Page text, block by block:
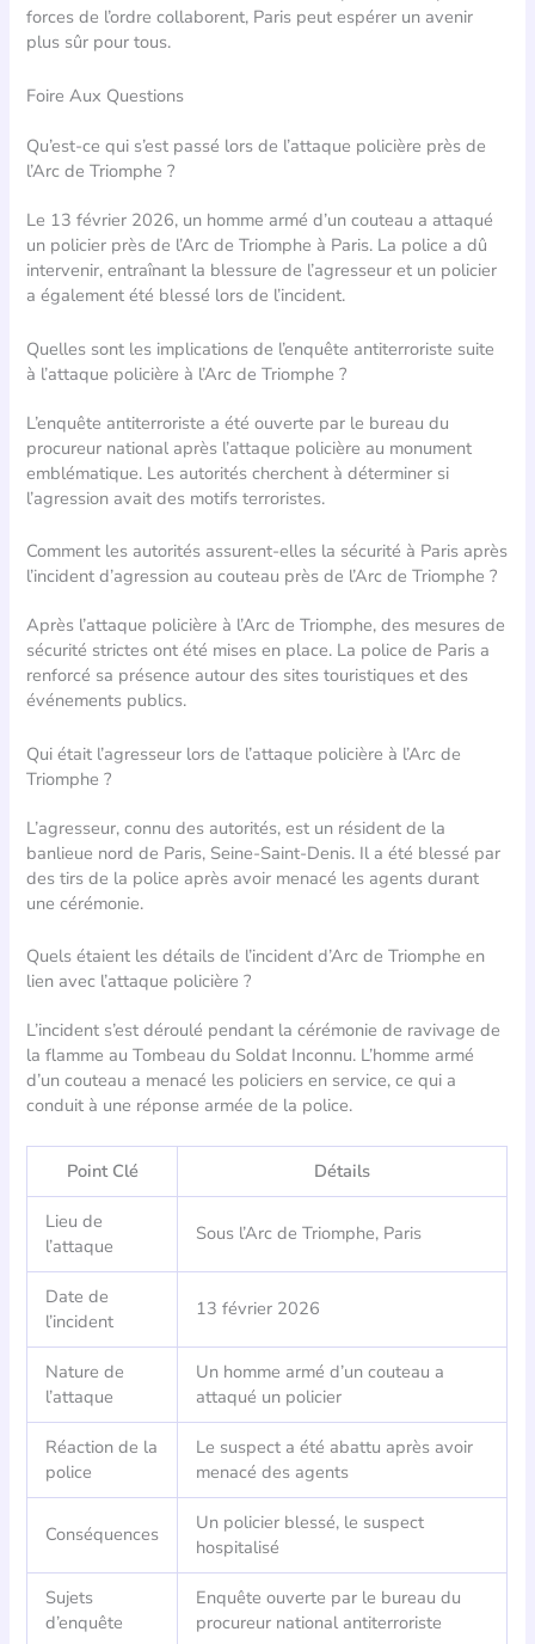
forces de l’ordre collaborent, Paris peut espérer un avenir
plus sûr pour tous.
Foire Aux Questions
Qu’est-ce qui s’est passé lors de l’attaque policière près de
l’Arc de Triomphe ?
Le 13 février 2026, un homme armé d’un couteau a attaqué
un policier près de l’Arc de Triomphe à Paris. La police a dû
intervenir, entraînant la blessure de l’agresseur et un policier
a également été blessé lors de l’incident.
Quelles sont les implications de l’enquête antiterroriste suite
à l’attaque policière à l’Arc de Triomphe ?
L’enquête antiterroriste a été ouverte par le bureau du
procureur national après l’attaque policière au monument
emblématique. Les autorités cherchent à déterminer si
l’agression avait des motifs terroristes.
Comment les autorités assurent-elles la sécurité à Paris après
l’incident d’agression au couteau près de l’Arc de Triomphe ?
Après l’attaque policière à l’Arc de Triomphe, des mesures de
sécurité strictes ont été mises en place. La police de Paris a
renforcé sa présence autour des sites touristiques et des
événements publics.
Qui était l’agresseur lors de l’attaque policière à l’Arc de
Triomphe ?
L’agresseur, connu des autorités, est un résident de la
banlieue nord de Paris, Seine-Saint-Denis. Il a été blessé par
des tirs de la police après avoir menacé les agents durant
une cérémonie.
Quels étaient les détails de l’incident d’Arc de Triomphe en
lien avec l’attaque policière ?
L’incident s’est déroulé pendant la cérémonie de ravivage de
la flamme au Tombeau du Soldat Inconnu. L’homme armé
d’un couteau a menacé les policiers en service, ce qui a
conduit à une réponse armée de la police.
Point Clé Détails
Lieu de
l’attaque
Sous l’Arc de Triomphe, Paris
Date de
l’incident
13 février 2026
Nature de
l’attaque
Un homme armé d’un couteau a
attaqué un policier
Réaction de la
police
Le suspect a été abattu après avoir
menacé des agents
Conséquences
Un policier blessé, le suspect
hospitalisé
Sujets
d’enquête
Enquête ouverte par le bureau du
procureur national antiterroriste